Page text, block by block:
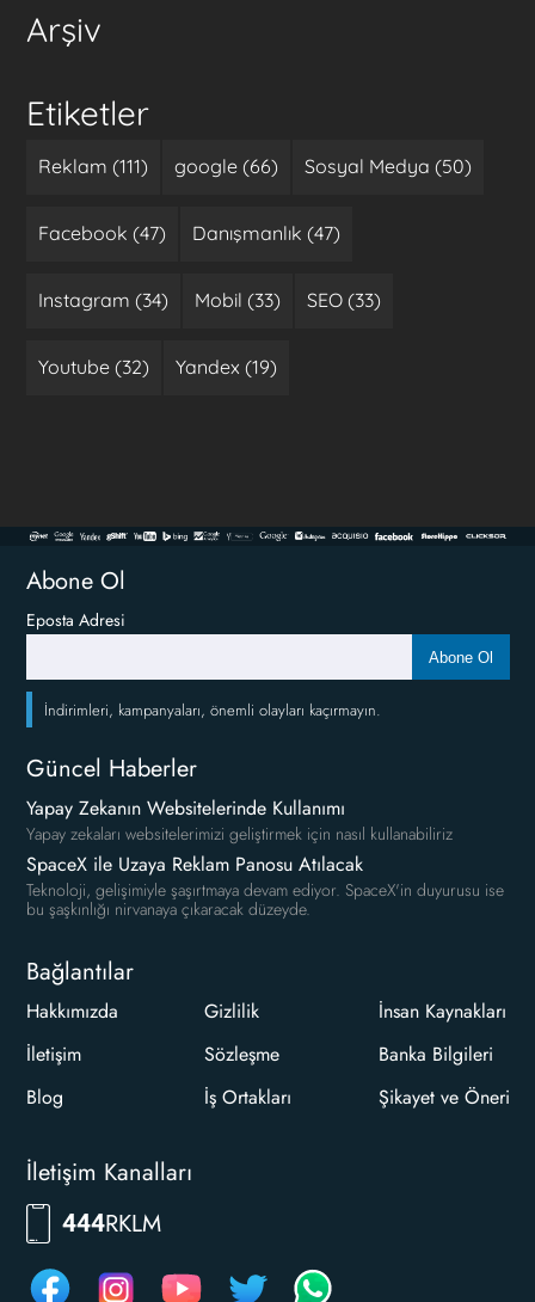
Arşiv
Etiketler
Reklam (111) google (66) Sosyal Medya (50)
Facebook (47) Danışmanlık (47)
Instagram (34) Mobil (33) SEO (33)
Youtube (32) Yandex (19)
Abone Ol
Eposta Adresi
Abone Ol
İndirimleri, kampanyaları, önemli olayları kaçırmayın.
Güncel Haberler
Yapay Zekanın Websitelerinde Kullanımı
Yapay zekaları websitelerimizi geliştirmek için nasıl kullanabiliriz
SpaceX ile Uzaya Reklam Panosu Atılacak
Teknoloji, gelişimiyle şaşırtmaya devam ediyor. SpaceX'in duyurusu ise
bu şaşkınlığı nirvanaya çıkaracak düzeyde.
Bağlantılar
Hakkımızda
İletişim
Blog
Gizlilik
Sözleşme
İş Ortakları
İnsan Kaynakları
Banka Bilgileri
Şikayet ve Öneri
İletişim Kanalları
444RKLM